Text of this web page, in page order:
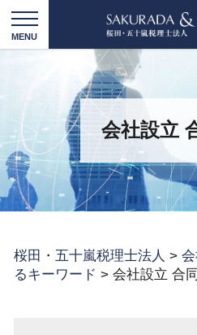
会社設立
桜田・五十嵐税理士法人 >
るキーワード > 会社設立 合